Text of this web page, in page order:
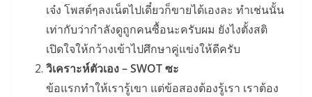
เจ๋ง โพสต์ๆลงเน็ตไปเดี๋ยวก็ขายได้เองละ ทำเช่นนั้น
เท่ากับว่ากำลังดูถูกคนซื้อนะครับผม ยังไงตั้งสติ
เปิดใจให้กว้างเข้าไปศึกษาคู่แข่งให้ดีครับ
วิเคราะห์ตัวเอง – SWOT ซะ
ข้อแรกทำให้เรารู้เขา แต่ข้อสองต้องรู้เรา เราต้อง